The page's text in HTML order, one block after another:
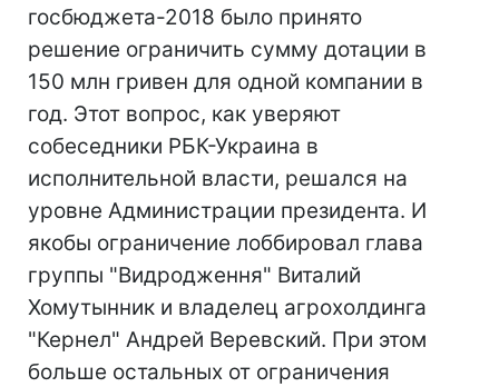
госбюджета-2018 было принято
решение ограничить сумму дотации в
150 млн гривен для одной компании в
год. Этот вопрос, как уверяют
собеседники РБК-Украина в
исполнительной власти, решался на
уровне Администрации президента. И
якобы ограничение лоббировал глава
группы "Видродження" Виталий
Хомутынник и владелец агрохолдинга
"Кернел" Андрей Веревский. При этом
больше остальных от ограничения